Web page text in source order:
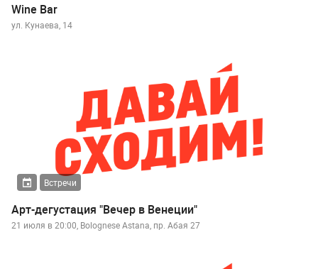
Wine Bar
ул. Кунаева, 14
Встречи
Арт-дегустация "Вечер в Венеции"
21 июля в 20:00, Bolognese Astana, пр. Абая 27